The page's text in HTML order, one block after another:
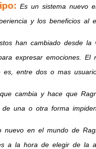
Es un sistema nuevo
y los beneficios al
han cambiado desde
expresar emociones.
es, entre dos o mas
cambia y hace que
una o otra forma
nuevo en el mundo de
a la hora de elegir de la